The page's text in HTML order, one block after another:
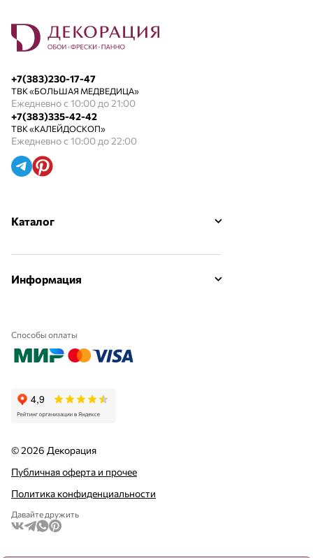
+7(383)230-17-47
ТВК «БОЛЬШАЯ МЕДВЕДИЦА»
Ежедневно с 10:00 до 21:00
+7(383)335-42-42
ТВК «КАЛЕЙДОСКОП»
Ежедневно с 10:00 до 22:00
Каталог
Информация
Способы оплаты
© 2026 Декорация
Публичная оферта и прочее
Политика конфиденциальности
Давайте дружить